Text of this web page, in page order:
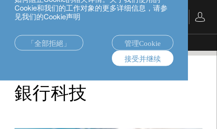
Cookie和我们的工作对象的更多详细信息，请参
见我们的Cookie声明
「全部拒絕」
管理Cookie
接受并继续
中文
銀行科技
銀行科技